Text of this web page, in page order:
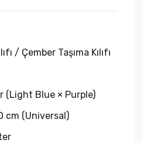
/ Çember Taşıma Kılıfı
(Light Blue × Purple)
cm (Universal)